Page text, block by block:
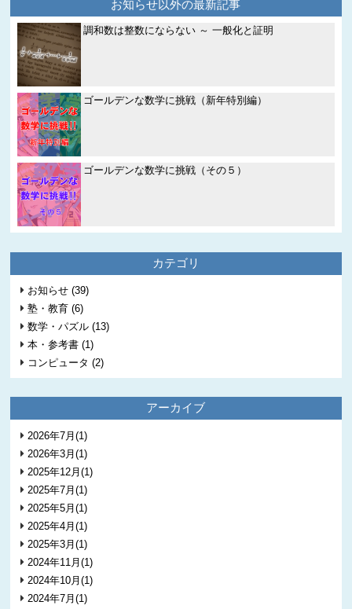
お知らせ以外の最新記事
調和数は整数にならない ～ 一般化と証明
ゴールデンな数学に挑戦（新年特別編）
ゴールデンな数学に挑戦（その５）
カテゴリ
お知らせ (39)
塾・教育 (6)
数学・パズル (13)
本・参考書 (1)
コンピュータ (2)
アーカイブ
2026年7月(1)
2026年3月(1)
2025年12月(1)
2025年7月(1)
2025年5月(1)
2025年4月(1)
2025年3月(1)
2024年11月(1)
2024年10月(1)
2024年7月(1)